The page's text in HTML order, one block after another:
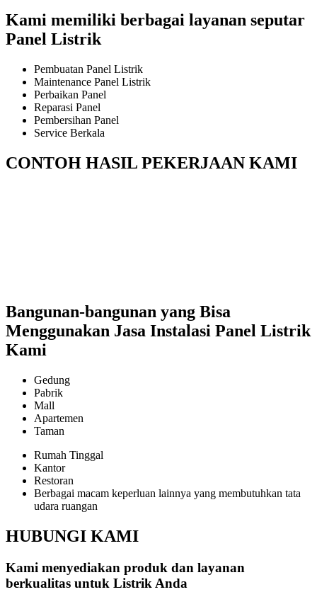
Kami memiliki berbagai layanan seputar
Panel Listrik
Pembuatan Panel Listrik
Maintenance Panel Listrik
Perbaikan Panel
Reparasi Panel
Pembersihan Panel
Service Berkala
CONTOH HASIL PEKERJAAN KAMI
Bangunan-bangunan yang Bisa
Menggunakan Jasa Instalasi Panel Listrik
Kami
Gedung
Pabrik
Mall
Apartemen
Taman
Rumah Tinggal
Kantor
Restoran
Berbagai macam keperluan lainnya yang membutuhkan tata
udara ruangan
HUBUNGI KAMI
Kami menyediakan produk dan layanan
berkualitas untuk Listrik Anda